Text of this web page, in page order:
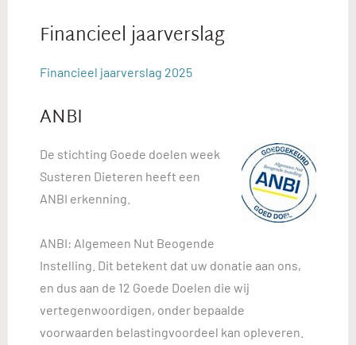
Financieel jaarverslag
Financieel jaarverslag 2025
ANBI
De stichting Goede doelen week
Susteren Dieteren heeft een
ANBI erkenning.
ANBI: Algemeen Nut Beogende
Instelling. Dit betekent dat uw donatie aan ons,
en dus aan de 12 Goede Doelen die wij
vertegenwoordigen, onder bepaalde
voorwaarden belastingvoordeel kan opleveren.